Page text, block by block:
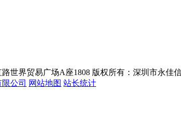
世界贸易广场A座1808 版权所有：深圳市永佳
公司 网站地图 站长统计